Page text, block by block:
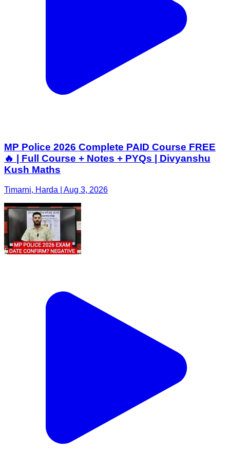
MP Police 2026 Complete PAID Course FREE
🔥 | Full Course + Notes + PYQs | Divyanshu
Kush Maths
Timarni, Harda | Aug 3, 2026